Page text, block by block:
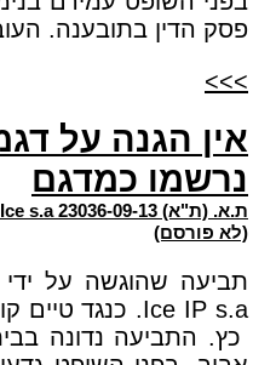
פסק הדין בתובענה.
>>>
אין הגנה על
נרשמו כמדגם
(לא פורסם)
כץ. התביעה נדונה